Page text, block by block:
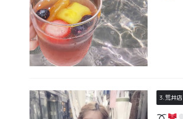
3.荒井店